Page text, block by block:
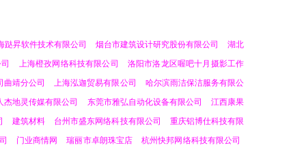
跶昇软件技术有限公司 烟台市建筑设计研究股份有限公司
湖北
上海橙孜网络科技有限公司
洛阳市洛龙区喔吧十月摄影工作
曲靖分公司 上海泓迦贸易有限公司
哈尔滨雨洁保洁服务有限公
杰地灵传媒有限公司 东莞市雅弘自动化设备有限公司
江西康果
建筑材料 台州市盛东网络科技有限公司
重庆铝博仕科技有限
门业商情网 瑞丽市卓朗珠宝店 杭州快邦网络科技有限公司